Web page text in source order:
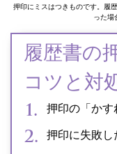
押印にミスはつきものです。履
った場
履歴書の
コツと対
押印の「かす
押印に失敗し